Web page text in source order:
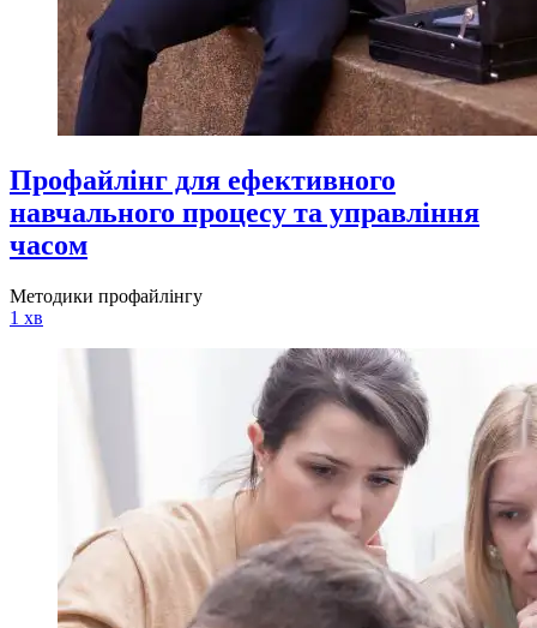
Профайлінг для ефективного
навчального процесу та управління
часом
Методики профайлінгу
1 хв